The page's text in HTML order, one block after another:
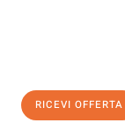
RICEVI OFFERTA